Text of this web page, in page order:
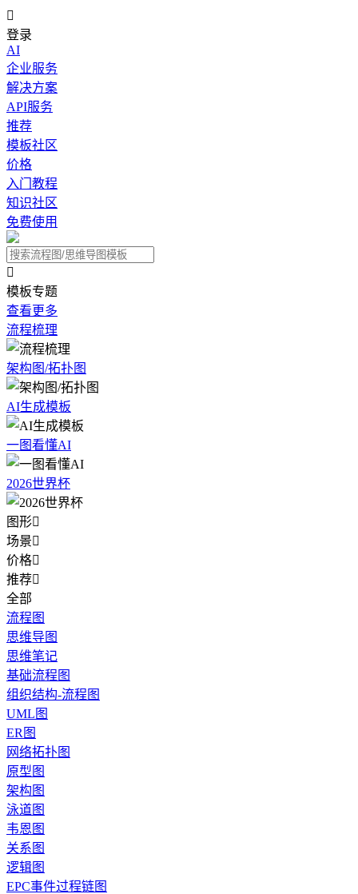

登录
AI
企业服务
解决方案
API服务
推荐
模板社区
价格
入门教程
知识社区
免费使用

模板专题
查看更多
流程梳理
架构图/拓扑图
AI生成模板
一图看懂AI
2026世界杯
图形
场景
价格
推荐
全部
流程图
思维导图
思维笔记
基础流程图
组织结构-流程图
UML图
ER图
网络拓扑图
原型图
架构图
泳道图
韦恩图
关系图
逻辑图
EPC事件过程链图